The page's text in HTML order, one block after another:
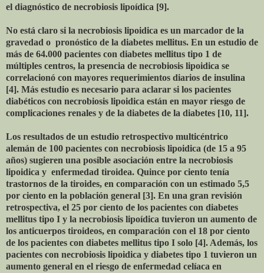
el diagnóstico de necrobiosis lipoídica [9].
No está claro si la necrobiosis lipoidica es un marcador de la
gravedad o pronóstico de la diabetes mellitus. En un estudio de
más de 64.000 pacientes con diabetes mellitus tipo 1 de
múltiples centros, la presencia de necrobiosis lipoidica se
correlacionó con mayores requerimientos diarios de insulina
[4]. Más estudio es necesario para aclarar si los pacientes
diabéticos con necrobiosis lipoidica están en mayor riesgo de
complicaciones renales y de la diabetes de la diabetes [10, 11].
Los resultados de un estudio retrospectivo multicéntrico
alemán de 100 pacientes con necrobiosis lipoidica (de 15 a 95
años) sugieren una posible asociación entre la necrobiosis
lipoidica y enfermedad tiroidea. Quince por ciento tenía
trastornos de la tiroides, en comparación con un estimado 5,5
por ciento en la población general [3]. En una gran revisión
retrospectiva, el 25 por ciento de los pacientes con diabetes
mellitus tipo I y la necrobiosis lipoídica tuvieron un aumento de
los anticuerpos tiroideos, en comparación con el 18 por ciento
de los pacientes con diabetes mellitus tipo I solo [4]. Además, los
pacientes con necrobiosis lipoidica y diabetes tipo 1 tuvieron un
aumento general en el riesgo de enfermedad celíaca en